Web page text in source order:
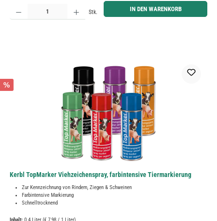
Produkt Anzahl: Gib den gewünschten Wert ein oder benutze die Schaltflächen um die Anzahl zu
Stk. IN DEN WARENKORB
%
Kerbl TopMarker Viehzeichenspray, farbintensive Tiermarkierung
Zur Kennzeichnung von Rindern, Ziegen & Schweinen
Farbintensive Markierung
Schnelltrocknend
Inhalt: 0.4 Liter (€ 7,98 / 1 Liter)